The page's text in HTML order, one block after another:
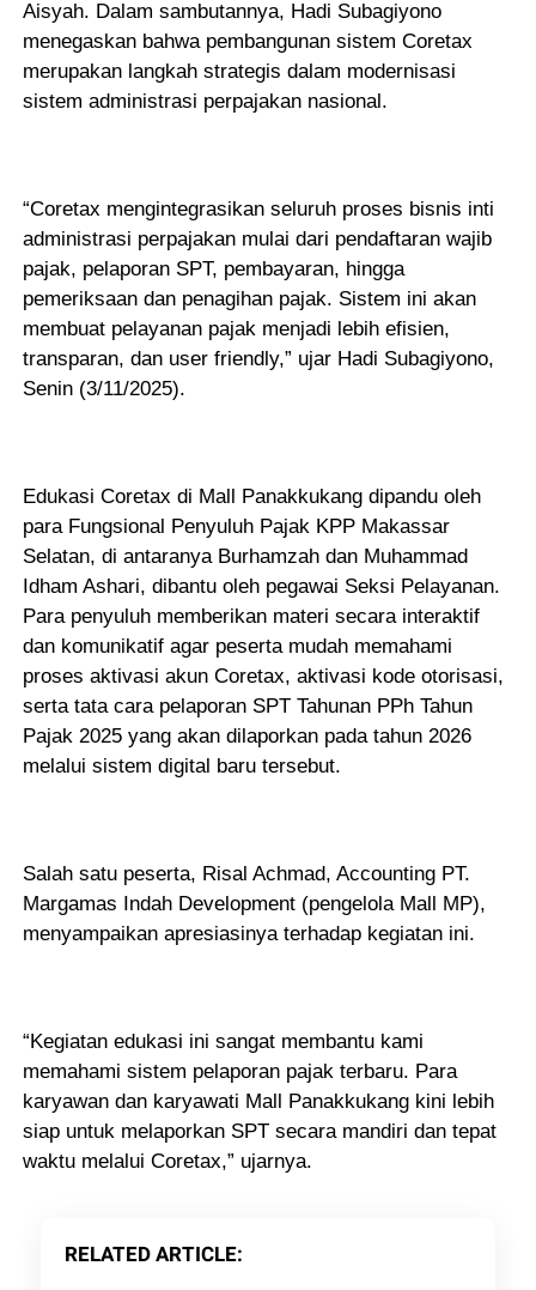
Aisyah. Dalam sambutannya, Hadi Subagiyono
menegaskan bahwa pembangunan sistem Coretax
merupakan langkah strategis dalam modernisasi
sistem administrasi perpajakan nasional.
“Coretax mengintegrasikan seluruh proses bisnis inti
administrasi perpajakan mulai dari pendaftaran wajib
pajak, pelaporan SPT, pembayaran, hingga
pemeriksaan dan penagihan pajak. Sistem ini akan
membuat pelayanan pajak menjadi lebih efisien,
transparan, dan user friendly,” ujar Hadi Subagiyono,
Senin (3/11/2025).
Edukasi Coretax di Mall Panakkukang dipandu oleh
para Fungsional Penyuluh Pajak KPP Makassar
Selatan, di antaranya Burhamzah dan Muhammad
Idham Ashari, dibantu oleh pegawai Seksi Pelayanan.
Para penyuluh memberikan materi secara interaktif
dan komunikatif agar peserta mudah memahami
proses aktivasi akun Coretax, aktivasi kode otorisasi,
serta tata cara pelaporan SPT Tahunan PPh Tahun
Pajak 2025 yang akan dilaporkan pada tahun 2026
melalui sistem digital baru tersebut.
Salah satu peserta, Risal Achmad, Accounting PT.
Margamas Indah Development (pengelola Mall MP),
menyampaikan apresiasinya terhadap kegiatan ini.
“Kegiatan edukasi ini sangat membantu kami
memahami sistem pelaporan pajak terbaru. Para
karyawan dan karyawati Mall Panakkukang kini lebih
siap untuk melaporkan SPT secara mandiri dan tepat
waktu melalui Coretax,” ujarnya.
RELATED ARTICLE